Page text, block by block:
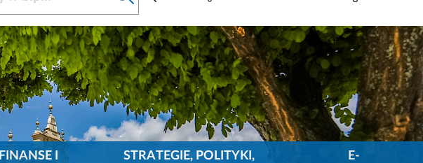
FINANSE I
STRATEGIE, POLITYKI,
E-